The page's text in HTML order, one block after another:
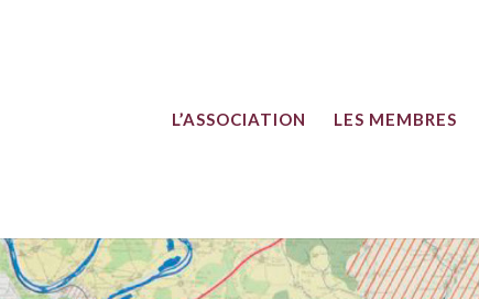
L’ASSOCIATION LES MEMBRES